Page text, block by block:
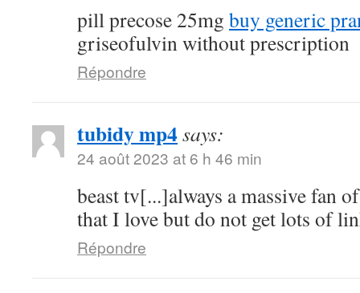
pill precose 25mg buy generic
griseofulvin without prescription
Répondre
tubidy mp4says:
24 août 2023 at 6 h 46 min
beast tv[...]always a massive fan
that I love but do not get lots of
Répondre